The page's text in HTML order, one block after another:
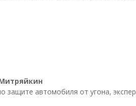
защите автомобиля от угона,